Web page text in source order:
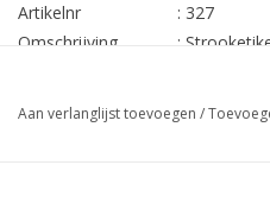
Artikelnr
: 327
Omschrijving
:
Inhoud
Aan verlanglijst toevoegen /